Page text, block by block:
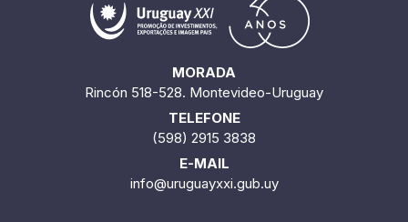
MORADA
Rincón 518-528. Montevideo-Uruguay
TELEFONE
(598) 2915 3838
E-MAIL
info@uruguayxxi.gub.uy